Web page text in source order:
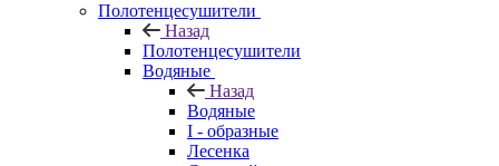
Полотенцесушители
Назад
Полотенцесушители
Водяные
Назад
Водяные
I - образные
Лесенка